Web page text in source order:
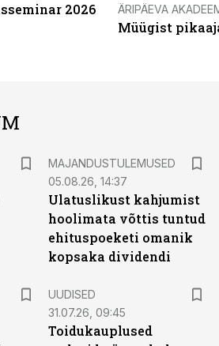
2026 ÄRIPÄEVA
Müügist
MAJANDUSTULEMUSED
05.08.26, 14:37
Ulatuslikust kahjumist
hoolimata võttis tuntud
ehituspoeketi omanik
kopsaka dividendi
UUDISED
31.07.26, 09:45
Toidukauplused